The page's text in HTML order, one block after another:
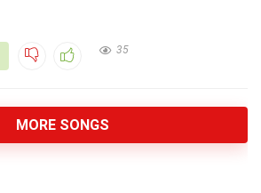
35
MORE SONGS